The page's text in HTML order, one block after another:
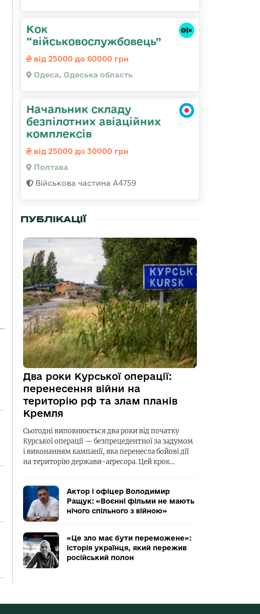
Кок
“військовослужбовець”
від 25000 до 60000 грн
Одеса, Одеська область
Начальник складу
безпілотних авіаційних
комплексів
від 25000 до 30000 грн
Полтава
Військова частина А4759
ПУБЛІКАЦІЇ
Два роки Курської операції:
перенесення війни на
територію рф та злам планів
Кремля
Сьогодні виповнюється два роки від початку
Курської операції — безпрецедентної за задумом
і виконанням кампанії, яка перенесла бойові дії
на територію держави-агресора. Цей крок…
Актор і офіцер Володимир
Ращук: «Воєнні фільми не мають
нічого спільного з війною»
«Це зло має бути переможене»:
історія українця, який пережив
російський полон